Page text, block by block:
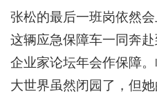
张松的最后一班岗依然
这辆应急保障车一同奔
企业家论坛年会作保障
大世界虽然闭园了，但